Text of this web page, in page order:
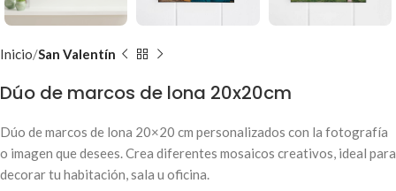
Inicio San Valentín
Dúo de marcos de lona 20x20cm
Dúo de marcos de lona 20×20 cm personalizados con la fotografía
o imagen que desees. Crea diferentes mosaicos creativos, ideal para
decorar tu habitación, sala u oficina.